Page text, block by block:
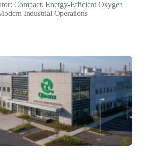
Compact, Energy-Efficient Oxygen
Industrial Operations